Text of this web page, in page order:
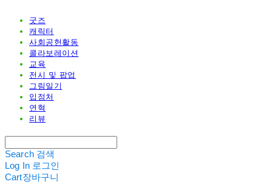
굿즈
캐릭터
사회공헌활동
콜라보레이션
교육
전시 및 팝업
그림일기
입점처
연혁
리뷰
Search 검색
Log In 로그인
Cart장바구니